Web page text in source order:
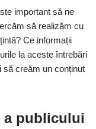
important să ne
să realizăm cu
Ce informații
la aceste întrebări
să creăm un conținut
a publicului